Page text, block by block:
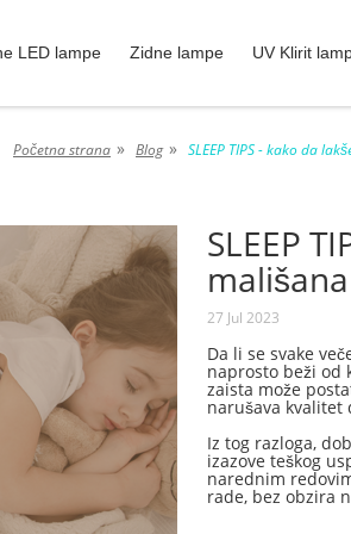
LED lampe Zidne lampe UV Klirit
Početna strana » Blog » SLEEP TIPS - kako da
SLEEP
mališana
27 Jul 2023
Da li se svake
naprosto beži od
zaista može
narušava kvalitet
Iz tog razloga,
izazove teškog
narednim
rade, bez obzira